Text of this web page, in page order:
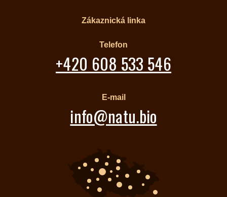
Zákaznická linka
Telefon
+420 608 533 546
E-mail
info@natu.bio